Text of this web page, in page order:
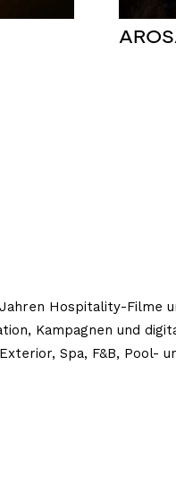
Hospitality-Filme
Kampagnen und
Spa, F&B, Pool-